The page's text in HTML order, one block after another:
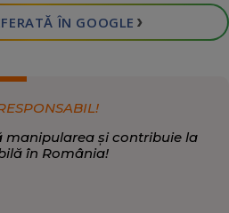
ÎN GOOGLE ›
manipularea și contribuie la
în România!